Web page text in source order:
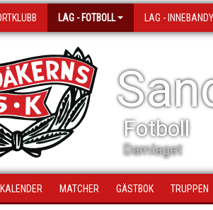
LAG - FOTBOLL LAG - INNEBANDY
Fotboll
Damlaget
KALENDER MATCHER GÄSTBOK TRUPPEN